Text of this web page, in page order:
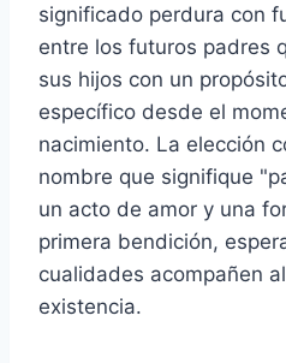
significado perdura con
entre los futuros padres
sus hijos con un
específico desde el
nacimiento. La elección
nombre que signifique
un acto de amor y una
primera bendición,
cualidades acompañen
existencia.